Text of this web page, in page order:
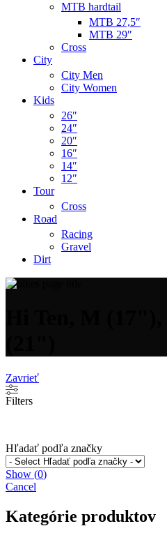
MTB hardtail
MTB 27,5″
MTB 29″
Cross
City
City Men
City Women
Kids
26″
24″
20″
16″
14″
12″
Tour
Cross
Road
Racing
Gravel
Dirt
Zavrieť
Filters
Hľadať podľa značky
Show (0)
Cancel
Kategórie produktov